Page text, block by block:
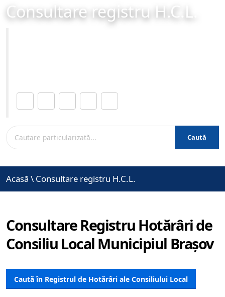
Consultare registru H.C.L.
Caută
Acasă \ Consultare registru H.C.L.
Consultare Registru Hotărâri de
Consiliu Local Municipiul Brașov
Caută în Registrul de Hotărâri ale Consiliului Local